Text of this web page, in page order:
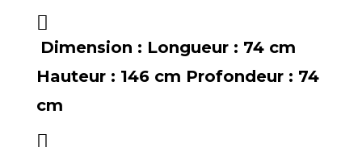
Dimension : Longueur : 74 cm
Hauteur : 146 cm Profondeur : 74
cm